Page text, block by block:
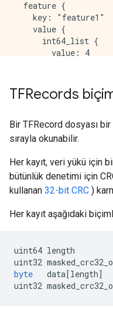
  feature {
    key: "feature1"
    value {
      int64_list {
        value: 4
  }
  feature {
    value {
      bytes_list {
        value: "goat"
      }
    }
  }
  feature {
    value {
      }
    }
  }
TFRecords
Bir TFRecord dosyası
sırayla okunabilir.
Her kayıt, veri yükü için
bütünlük denetimi için
kullanan 32-bit CRC )
Her kayıt aşağıdaki
uint64 length
uint32
byte data[length]
uint32